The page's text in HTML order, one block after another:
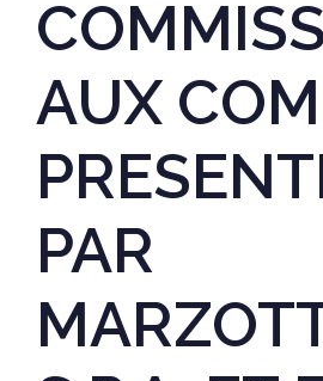
AUX
PAR